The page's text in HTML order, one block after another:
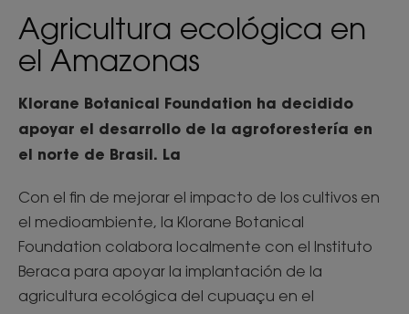
Agricultura ecológica en
el Amazonas
Klorane Botanical Foundation ha decidido
apoyar el desarrollo de la agroforestería en
el norte de Brasil. La
Con el fin de mejorar el impacto de los cultivos en
el medioambiente, la Klorane Botanical
Foundation colabora localmente con el Instituto
Beraca para apoyar la implantación de la
agricultura ecológica del cupuaçu en el